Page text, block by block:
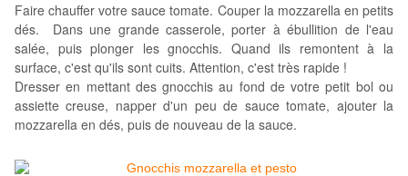
Faire chauffer votre sauce tomate. Couper la mozzarella en petits
dés. Dans une grande casserole, porter à ébullition de l'eau
salée, puis plonger les gnocchis. Quand ils remontent à la
surface, c'est qu'ils sont cuits. Attention, c'est très rapide !
Dresser en mettant des gnocchis au fond de votre petit bol ou
assiette creuse, napper d'un peu de sauce tomate, ajouter la
mozzarella en dés, puis de nouveau de la sauce.